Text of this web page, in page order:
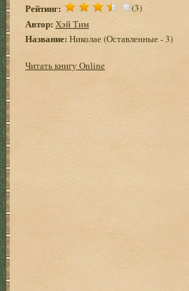
Рейтинг: (3)
Автор: Хэй Тим
Название: Николае (Оставленные - 3)
Читать книгу Online